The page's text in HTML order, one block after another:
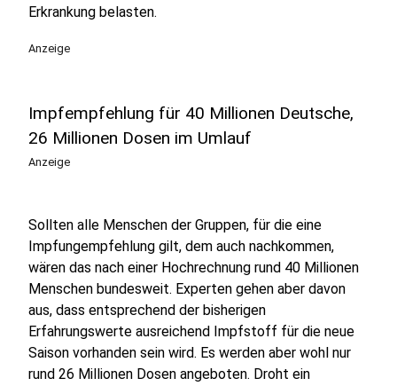
Erkrankung belasten.
Anzeige
Impfempfehlung für 40 Millionen Deutsche,
26 Millionen Dosen im Umlauf
Anzeige
Sollten alle Menschen der Gruppen, für die eine
Impfungempfehlung gilt, dem auch nachkommen,
wären das nach einer Hochrechnung rund 40 Millionen
Menschen bundesweit. Experten gehen aber davon
aus, dass entsprechend der bisherigen
Erfahrungswerte ausreichend Impfstoff für die neue
Saison vorhanden sein wird. Es werden aber wohl nur
rund 26 Millionen Dosen angeboten. Droht ein